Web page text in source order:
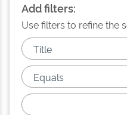
Add filters:
Use filters to refine the